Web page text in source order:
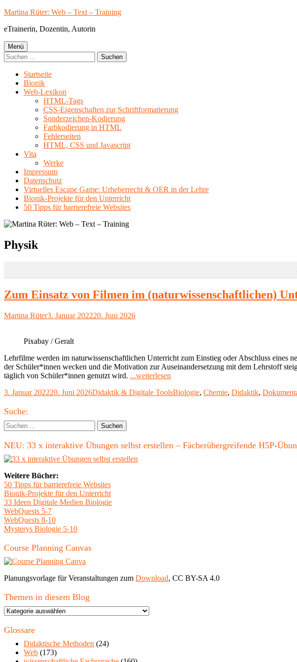
Springe
Inhalt
Martina Rüter: Web – Text – Training
eTrainerin, Dozentin, Autorin
Primäres
Menü
Menü
Suchen
nach:
Startseite
Bionik
Web-Lexikon
HTML-Tags
CSS-Eigenschaften zur Schriftformatierung
Sonderzeichen-Kodierung
Farbkodierung in HTML
Fehlerseiten
HTML, CSS und Javascript
Vita
Werke
Impressum
Datenschutz
Virtuelles Escape Game: Urheberrecht & OER in der Lehre
Bionik-Projekte für den Unterricht
50 Tipps für barrierefreie Websites
Schlagwort:
Physik
Zum Einsatz von Filmen im (naturwissenschaftlichen)
Autor
Martina RüterVeröffentlicht
3. Januar 202220. Juni 2026
Pixabay / Geralt
Lehrfilme werden im naturwissenschaftlichen Unterricht zum Einstieg oder Abschluss eines
der Schüler*innen wecken und die Motivation zur Auseinandersetzung mit dem Lehrstoff
täglich von Schüler*innen genutzt wird. ...weiterlesen
von
Veröffentlicht
3. Januar 202220. Juni 2026Kategorien
Didaktik & Digitale ToolsSchlagwörter
Biologie, Chemie, Didaktik,
Haupt-
Seitenleiste
Suche:
Suchen
nach:
NEU: 33 x interaktive Übungen selbst erstellen – Fächerübergreifende H5P-
Weitere Bücher:
50 Tipps für barrierefreie Websites
Bionik-Projekte für den Unterricht
33 Ideen Digitale Medien Biologie
WebQuests 5-7
WebQuests 8-10
Mysterys Biologie 5-10
Course Planning Canvas
Planungsvorlage für Veranstaltungen zum Download, CC BY-SA 4.0
Themen in diesem Blog
Themen
diesem
Glossare
Didaktische Methoden (24)
Web (173)